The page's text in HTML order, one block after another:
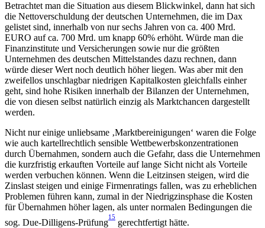
Betrachtet man die Situation aus diesem Blickwinkel, dann hat sich
die Nettoverschuldung der deutschen Unternehmen, die im Dax
gelistet sind, innerhalb von nur sechs Jahren von ca. 400 Mrd.
EURO auf ca. 700 Mrd. um knapp 60% erhöht. Würde man die
Finanzinstitute und Versicherungen sowie nur die größten
Unternehmen des deutschen Mittelstandes dazu rechnen, dann
würde dieser Wert noch deutlich höher liegen. Was aber mit den
zweifellos unschlagbar niedrigen Kapitalkosten gleichfalls einher
geht, sind hohe Risiken innerhalb der Bilanzen der Unternehmen,
die von diesen selbst natürlich einzig als Marktchancen dargestellt
werden.
Nicht nur einige unliebsame ‚Marktbereinigungen‘ waren die Folge
wie auch kartellrechtlich sensible Wettbewerbskonzentrationen
durch Übernahmen, sondern auch die Gefahr, dass die Unternehmen
die kurzfristig erkauften Vorteile auf lange Sicht nicht als Vorteile
werden verbuchen können. Wenn die Leitzinsen steigen, wird die
Zinslast steigen und einige Firmenratings fallen, was zu erheblichen
Problemen führen kann, zumal in der Niedrigzinsphase die Kosten
für Übernahmen höher lagen, als unter normalen Bedingungen die
sog. Due-Dilligens-Prüfung
15
gerechtfertigt hätte.